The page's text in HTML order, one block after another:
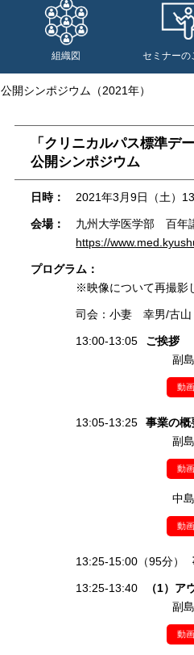
組織図 セミナーの
公開シンポジウム （2021年）
「クリニカルパス標準デ
公開シンポジウム
日時： 2021年3月9日（土）
会場：
九州大学医学部 百年
https://
プログラム：
※映像について再撮影
司会：小妻 幸男/古山
13:00-13:05
ご挨拶
副島
動
13:05-13:25
事業の概
副島
動
中
動
13:25-15:00（95分）
13:25-13:40
（1）
副島
動